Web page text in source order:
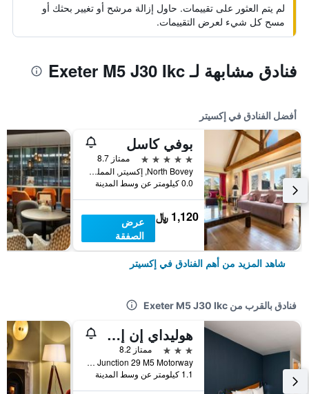
لم يتم العثور على تقييمات. حاول إزالة مرشح أو تغيير بحثك أو
مسح كل شيء لعرض التقييمات.
فنادق مشابهة لـ Exeter M5 J30 Ikc
أفضل الفنادق في إكسيتر
بوفي كاسل
5 نجوم
ممتاز 8.7
North Bovey, إكسيتر, المملكة المتحدة
0.0 كيلومتر عن وسط المدينة
1,120 ﷼
عرض
الصفقة
شاهد المزيد من أهم الفنادق في إكسيتر
فنادق بالقرب من Exeter M5 J30 Ikc
هوليداي إن إكسبارس - س ت رٓ ايراتب باي آيتش جي
3 نجوم
ممتاز 8.2
Guardian Road Exeter Business Park Junction 29 M5 Motorway, إكسيتر, المملكة المتحدة
1.1 كيلومتر عن وسط المدينة